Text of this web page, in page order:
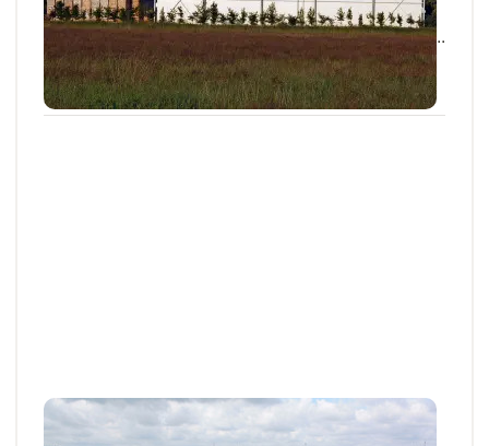
Sur la base de données de surveillance
européennes qui sont fournies chaque année, dont...
24 JUILL. 2025
Articles et actus techniques